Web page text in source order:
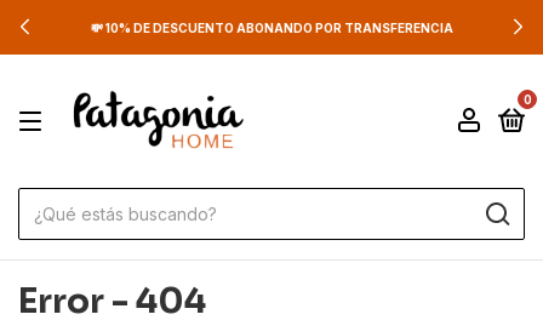
💸 10% DE DESCUENTO ABONANDO POR TRANSFERENCIA
0
Error - 404